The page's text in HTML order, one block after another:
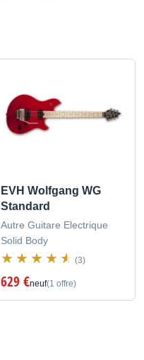
EVH Wolfgang WG
Standard
Autre Guitare Electrique
Solid Body
(3)
629 €neuf(1 offre)